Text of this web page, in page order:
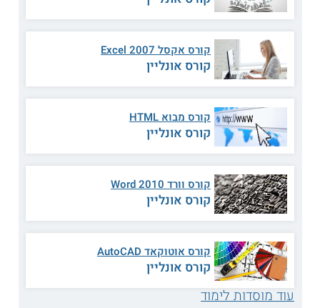
הפיננסים. כמו כן, מוצע
ופיתוח קוד באקסל. לאורך הקורסים רוכשים כלים לייעול תהליכי
העבודה עם גיליונות אלקטרוניים.
קראו גם עלקורסים למבוגרים בתחום
המחשבים
מחפשים תכניות נוספות? קראו גם על
ברעננה
קורס אקסל 2007 Excel
קורס אונליין
קורס מבוא HTML
קורס אונליין
קורס וורד 2010 Word
קורס אונליין
קורס אוטוקאד AutoCAD
קורס אונליין
עוד מוסדות לימוד